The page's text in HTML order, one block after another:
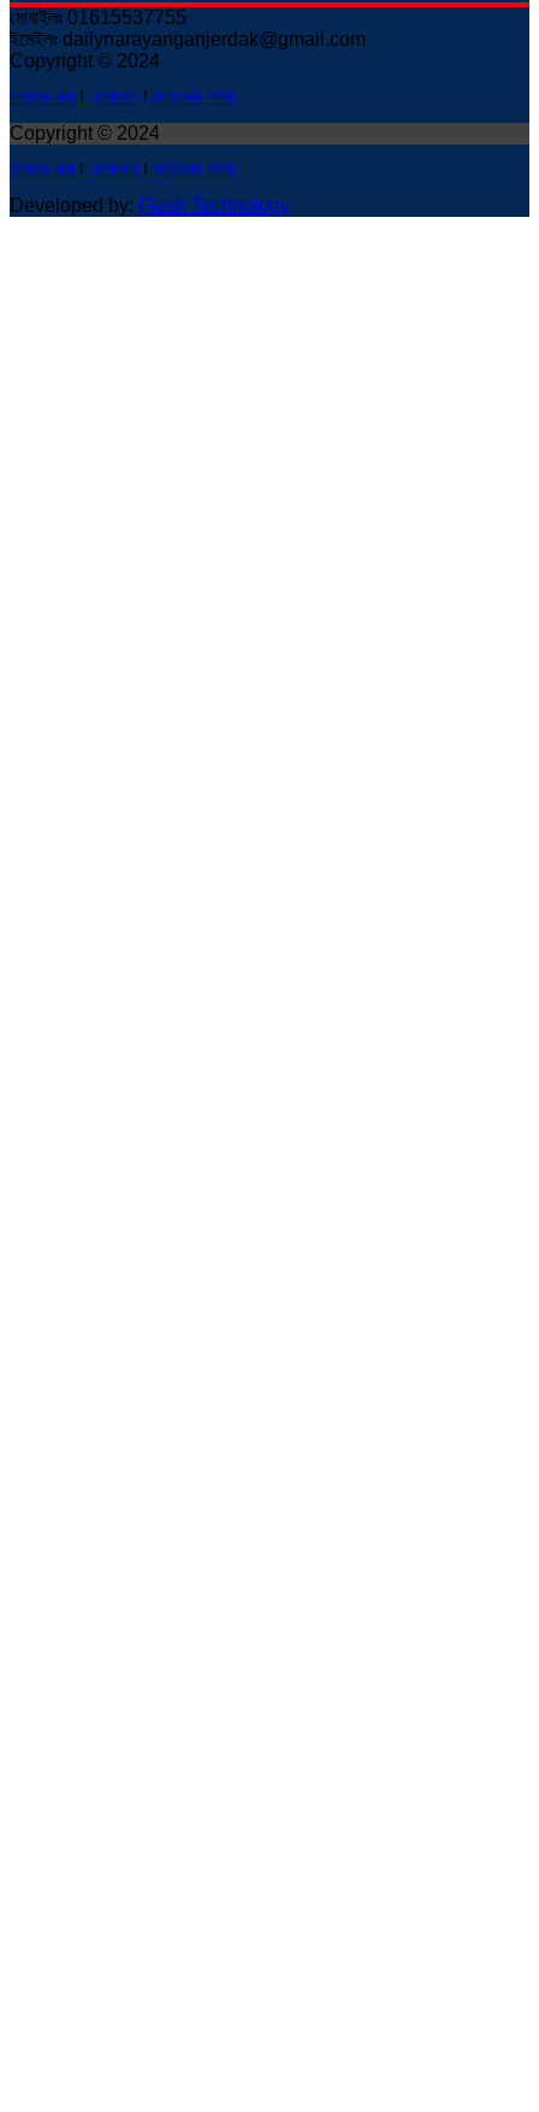
মোবাইলঃ 01615537755
ইমেইলঃ dailynarayanganjerdak@gmail.com
Copyright © 2024
আমাদের কথা ! যোগাযোগ ! প্রাইভেসি পলিসি
Copyright © 2024
আমাদের কথা ! যোগাযোগ ! প্রাইভেসি পলিসি
Developed by: Flash Technology